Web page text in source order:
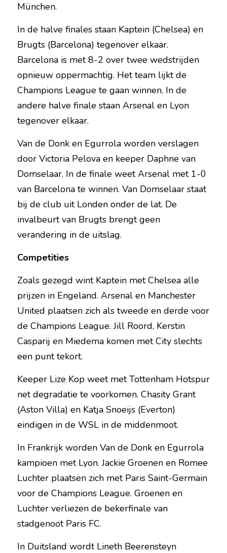
München.
In de halve finales staan Kaptein (Chelsea) en
Brugts (Barcelona) tegenover elkaar.
Barcelona is met 8-2 over twee wedstrijden
opnieuw oppermachtig. Het team lijkt de
Champions League te gaan winnen. In de
andere halve finale staan Arsenal en Lyon
tegenover elkaar.
Van de Donk en Egurrola worden verslagen
door Victoria Pelova en keeper Daphne van
Domselaar. In de finale weet Arsenal met 1-0
van Barcelona te winnen. Van Domselaar staat
bij de club uit Londen onder de lat. De
invalbeurt van Brugts brengt geen
verandering in de uitslag.
Competities
Zoals gezegd wint Kaptein met Chelsea alle
prijzen in Engeland. Arsenal en Manchester
United plaatsen zich als tweede en derde voor
de Champions League. Jill Roord, Kerstin
Casparij en Miedema komen met City slechts
een punt tekort.
Keeper Lize Kop weet met Tottenham Hotspur
net degradatie te voorkomen. Chasity Grant
(Aston Villa) en Katja Snoeijs (Everton)
eindigen in de WSL in de middenmoot.
In Frankrijk worden Van de Donk en Egurrola
kampioen met Lyon. Jackie Groenen en Romee
Luchter plaatsen zich met Paris Saint-Germain
voor de Champions League. Groenen en
Luchter verliezen de bekerfinale van
stadgenoot Paris FC.
In Duitsland wordt Lineth Beerensteyn